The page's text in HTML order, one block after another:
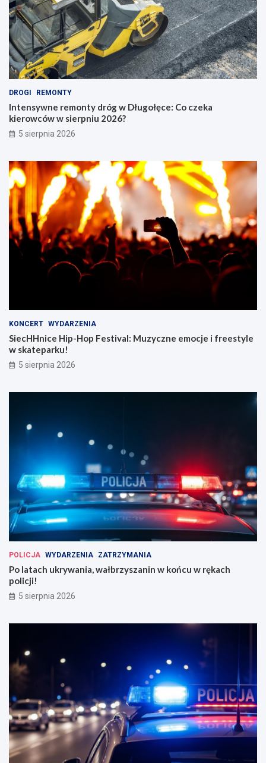
DROGI REMONTY
Intensywne remonty dróg w Długołęce: Co czeka
kierowców w sierpniu 2026?
5 sierpnia 2026
KONCERT WYDARZENIA
SiecHHnice Hip-Hop Festival: Muzyczne emocje i freestyle
w skateparku!
5 sierpnia 2026
POLICJA WYDARZENIA ZATRZYMANIA
Po latach ukrywania, wałbrzyszanin w końcu w rękach
policji!
5 sierpnia 2026